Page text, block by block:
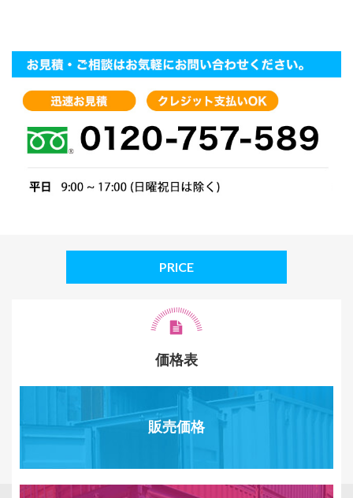
PRICE
価格表
販売価格